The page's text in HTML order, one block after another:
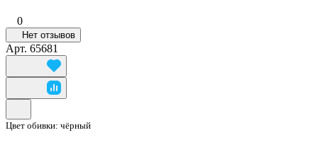
0
Нет отзывов
Арт. 65681
Цвет обивки: чёрный